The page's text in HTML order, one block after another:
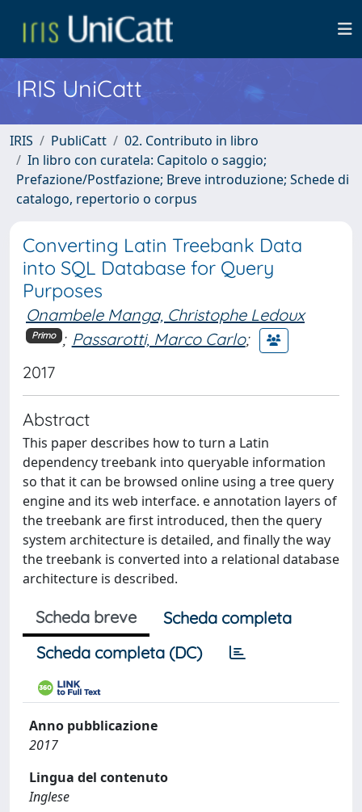
IRIS UniCatt
IRIS PubliCatt
02. Contributo in libro
In libro con curatela: Capitolo o saggio;
Prefazione/Postfazione; Breve introduzione; Schede di
catalogo, repertorio o corpus
Converting Latin Treebank Data
into SQL Database for Query
Purposes
Onambele Manga, Christophe Ledoux
Primo ; Passarotti, Marco Carlo;
2017
Abstract
This paper describes how to turn a Latin
dependency treebank into queryable information
so that it can be browsed online using a tree query
engine and its web interface. e annotation layers of
the treebank are first introduced, then the query
system architecture is detailed, and finally the way
the treebank is converted into a relational database
architecture is described.
Scheda breve
Scheda completa
Scheda completa (DC)
Anno pubblicazione
2017
Lingua del contenuto
Inglese